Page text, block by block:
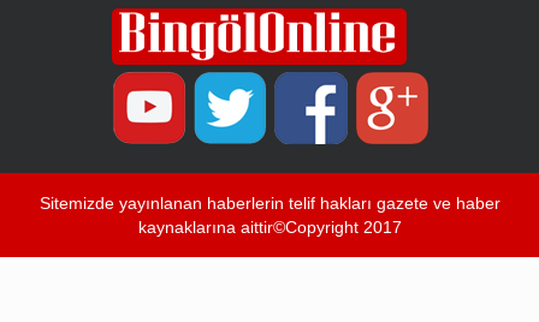
Sitemizde yayınlanan haberlerin telif hakları gazete ve haber
kaynaklarına aittir©Copyright 2017